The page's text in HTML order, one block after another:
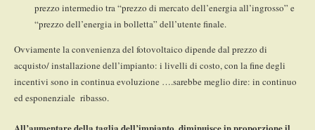
prezzo intermedio tra “prezzo di mercato dell’energia all’ingrosso” e
“prezzo dell’energia in bolletta” dell’utente finale.
Ovviamente la convenienza del fotovoltaico dipende dal prezzo di
acquisto/ installazione dell’impianto: i livelli di costo, con la fine degli
incentivi sono in continua evoluzione ….sarebbe meglio dire: in continuo
ed esponenziale ribasso.